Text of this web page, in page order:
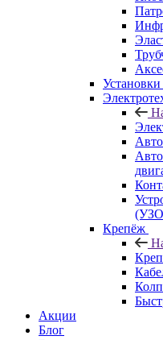
Крепёж
Акции
Блог